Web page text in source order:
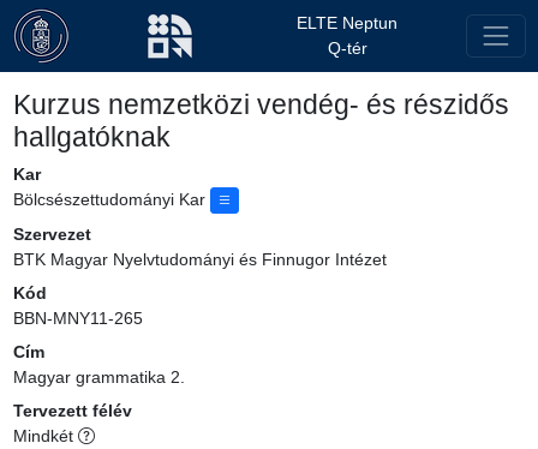
ELTE Neptun
Q-tér
Kurzus nemzetközi vendég- és részidős
hallgatóknak
Kar
Bölcsészettudományi Kar
Szervezet
BTK Magyar Nyelvtudományi és Finnugor Intézet
Kód
BBN-MNY11-265
Cím
Magyar grammatika 2.
Tervezett félév
Mindkét